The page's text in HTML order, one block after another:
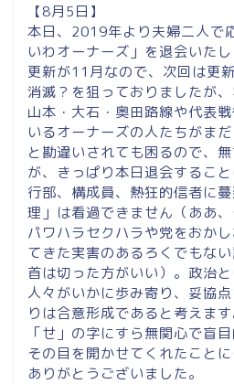
【8月5日】
本日、2019年より夫婦二人で
いわオーナーズ」を退会いた
更新が11月なので、次回は更
消滅？を狙っておりましたが
山本・大石・奥田路線や代表
いるオーナーズの人たちがまだ
と勘違いされても困るので、
が、きっぱり本日退会するこ
行部、構成員、熱狂的信者に
理」は看過できません（ああ
パワハラセクハラや党をおか
てきた実害のあるろくでもな
首は切った方がいい）。政治
人々がいかに歩み寄り、妥協
りは合意形成であると考えま
「せ」の字にすら無関心で盲
その目を開かせてくれたことに
ありがとうございました。